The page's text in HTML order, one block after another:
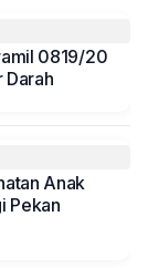
0819/20
Darah
Anak
Pekan